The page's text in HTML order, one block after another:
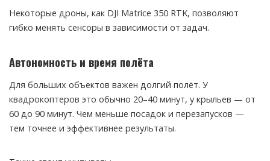
Некоторые дроны, как DJI Matrice 350 RTK, позволяют
гибко менять сенсоры в зависимости от задач.
Автономность и время полёта
Для больших объектов важен долгий полёт. У
квадрокоптеров это обычно 20–40 минут, у крыльев — от
60 до 90 минут. Чем меньше посадок и перезапусков —
тем точнее и эффективнее результаты.